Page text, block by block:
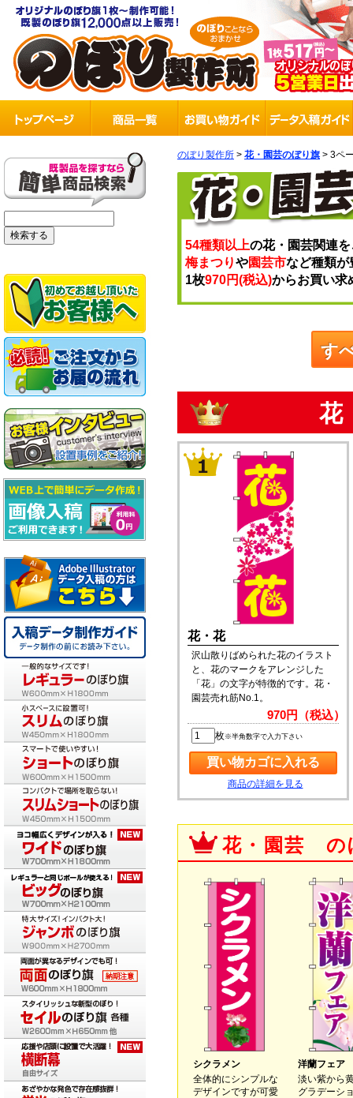
のぼり製作所 > 花・園芸のぼり旗 > 3ペ
54種類以上の花・園芸関連
梅まつりや園芸市など種類が
1枚970円(税込)からお買い求
す
花
花・花
沢山散りばめられた花のイラスト
と、花のマークをアレンジした
「花」の文字が特徴的です。花・
園芸売れ筋No.1。
970円（税込）
枚※半角数字で入力下さい
商品の詳細を見る
花・園芸 の
シクラメン
全体的にシンプルな
デザインですが可愛
洋蘭フェア
淡い紫から
グラデーシ